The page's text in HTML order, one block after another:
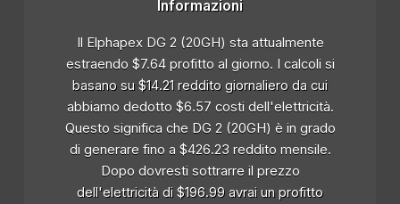
Informazioni
Il Elphapex DG 2 (20GH) sta attualmente
estraendo $7.64 profitto al giorno. I calcoli si
basano su $14.21 reddito giornaliero da cui
abbiamo dedotto $6.57 costi dell'elettricità.
Questo significa che DG 2 (20GH) è in grado
di generare fino a $426.23 reddito mensile.
Dopo dovresti sottrarre il prezzo
dell'elettricità di $196.99 avrai un profitto